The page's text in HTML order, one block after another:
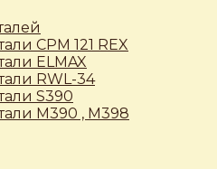
CPM 121 REX
ELMAX
RWL-34
S390
М390 , М398